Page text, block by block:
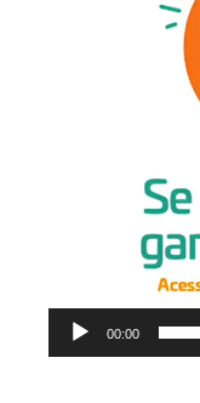
00:00